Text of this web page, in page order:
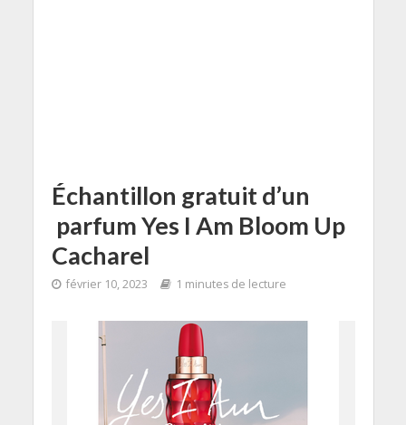
Échantillon gratuit d’un
parfum Yes I Am Bloom Up
Cacharel
février 10, 2023 1 minutes de lecture